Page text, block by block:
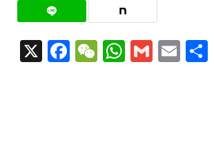
X Facebook
WeChat
WhatsApp
Gmail